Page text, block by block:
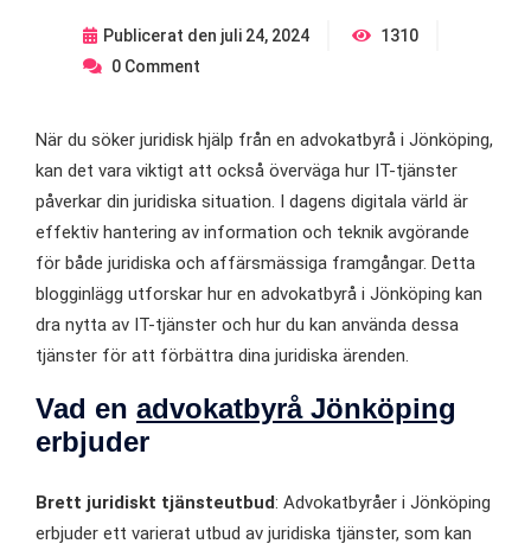
Publicerat den juli 24, 2024
1310
0 Comment
När du söker juridisk hjälp från en advokatbyrå i Jönköping,
kan det vara viktigt att också överväga hur IT-tjänster
påverkar din juridiska situation. I dagens digitala värld är
effektiv hantering av information och teknik avgörande
för både juridiska och affärsmässiga framgångar. Detta
blogginlägg utforskar hur en advokatbyrå i Jönköping kan
dra nytta av IT-tjänster och hur du kan använda dessa
tjänster för att förbättra dina juridiska ärenden.
Vad en advokatbyrå Jönköping
erbjuder
Brett juridiskt tjänsteutbud: Advokatbyråer i Jönköping
erbjuder ett varierat utbud av juridiska tjänster, som kan